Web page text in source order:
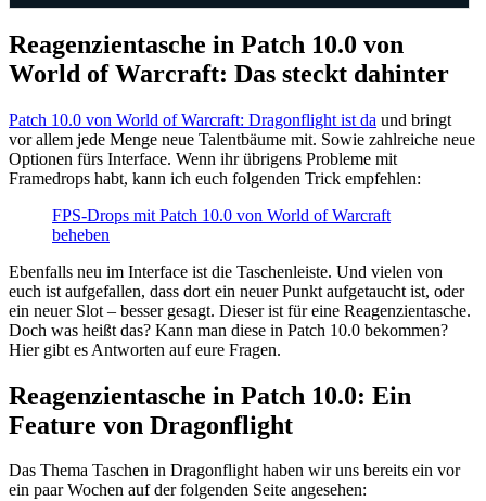
Reagenzientasche in Patch 10.0 von
World of Warcraft: Das steckt dahinter
Patch 10.0 von World of Warcraft: Dragonflight ist da und bringt
vor allem jede Menge neue Talentbäume mit. Sowie zahlreiche neue
Optionen fürs Interface. Wenn ihr übrigens Probleme mit
Framedrops habt, kann ich euch folgenden Trick empfehlen:
FPS-Drops mit Patch 10.0 von World of Warcraft
beheben
Ebenfalls neu im Interface ist die Taschenleiste. Und vielen von
euch ist aufgefallen, dass dort ein neuer Punkt aufgetaucht ist, oder
ein neuer Slot – besser gesagt. Dieser ist für eine Reagenzientasche.
Doch was heißt das? Kann man diese in Patch 10.0 bekommen?
Hier gibt es Antworten auf eure Fragen.
Reagenzientasche in Patch 10.0: Ein
Feature von Dragonflight
Das Thema Taschen in Dragonflight haben wir uns bereits ein vor
ein paar Wochen auf der folgenden Seite angesehen: